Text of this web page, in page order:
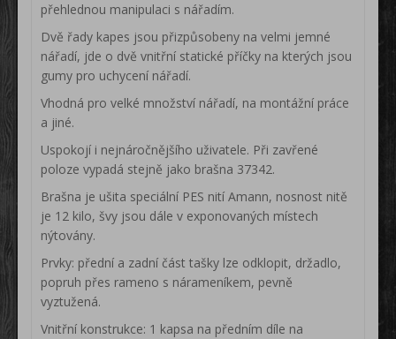
přehlednou manipulaci s nářadím.
Dvě řady kapes jsou přizpůsobeny na velmi jemné
nářadí, jde o dvě vnitřní statické příčky na kterých jsou
gumy pro uchycení nářadí.
Vhodná pro velké množství nářadí, na montážní práce
a jiné.
Uspokojí i nejnáročnějšího uživatele. Při zavřené
poloze vypadá stejně jako brašna 37342.
Brašna je ušita speciální PES nití Amann, nosnost nitě
je 12 kilo, švy jsou dále v exponovaných místech
nýtovány.
Prvky: přední a zadní část tašky lze odklopit, držadlo,
popruh přes rameno s nárameníkem, pevně
vyztužená.
Vnitřní konstrukce: 1 kapsa na předním díle na